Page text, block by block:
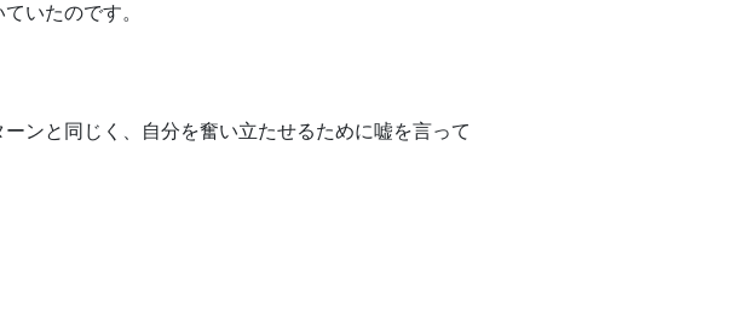
いたのです。
ンと同じく、自分を奮い立たせるために嘘を言って